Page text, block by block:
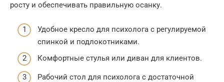
росту и обеспечивать правильную осанку.
Удобное кресло для психолога с регулируемой
спинкой и подлокотниками.
Комфортные стулья или диван для клиентов.
Рабочий стол для психолога с достаточной